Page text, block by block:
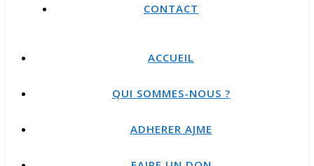
CONTACT
ACCUEIL
QUI SOMMES-NOUS ?
ADHERER AJME